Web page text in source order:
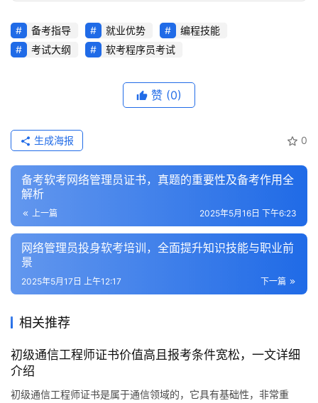
备考指导 就业优势
编程技能
考试大纲
软考程序员考试
赞 (0)
0
生成海报
备考软考网络管理员证书，真题的重要性及备考作用全
解析
上一篇 2025年5月16日 下午6:23
网络管理员投身软考培训，全面提升知识技能与职业前
景
下一篇
2025年5月17日 上午12:17
相关推荐
初级通信工程师证书价值高且报考条件宽松，一文详细
介绍
初级通信工程师证书是属于通信领域的，它具有基础性，非常重